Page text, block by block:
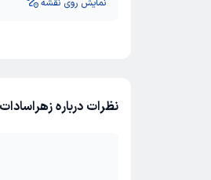
نمایش روی نقشه
نظرات درباره